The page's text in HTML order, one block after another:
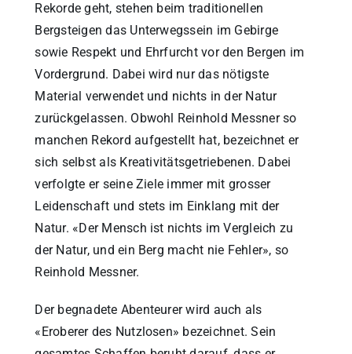
Rekorde geht, stehen beim traditionellen
Bergsteigen das Unterwegssein im Gebirge
sowie Respekt und Ehrfurcht vor den Bergen im
Vordergrund. Dabei wird nur das nötigste
Material verwendet und nichts in der Natur
zurückgelassen. Obwohl Reinhold Messner so
manchen Rekord aufgestellt hat, bezeichnet er
sich selbst als Kreativitätsgetriebenen. Dabei
verfolgte er seine Ziele immer mit grosser
Leidenschaft und stets im Einklang mit der
Natur. «Der Mensch ist nichts im Vergleich zu
der Natur, und ein Berg macht nie Fehler», so
Reinhold Messner.
Der begnadete Abenteurer wird auch als
«Eroberer des Nutzlosen» bezeichnet. Sein